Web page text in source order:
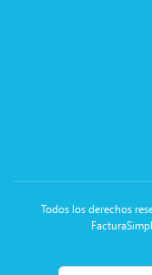
Todos los derechos